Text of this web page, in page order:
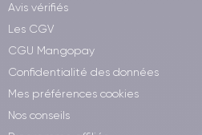
Avis vérifiés
Les CGV
CGU Mangopay
Confidentialité des données
Mes préférences cookies
Nos conseils